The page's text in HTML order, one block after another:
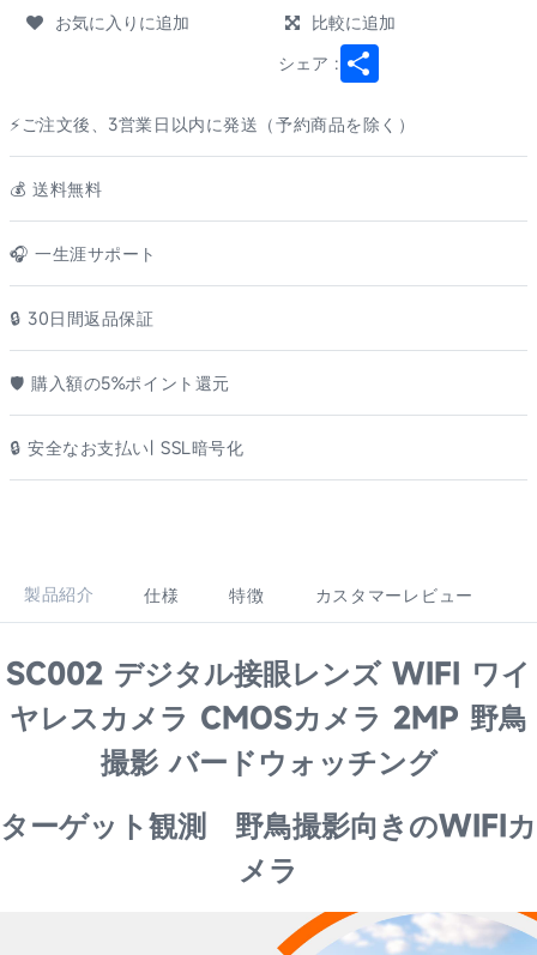
お気に入りに追加
比較に追加
シェア :
⚡ご注文後、3営業日以内に発送（予約商品を除く）
💰️ 送料無料
🎧 一生涯サポート
🔒 30日間返品保証
🛡️ 購入額の5%ポイント還元
🔒 安全なお支払い| SSL暗号化
製品紹介 仕様 特徴 カスタマーレビュー
SC002 デジタル接眼レンズ WIFI ワイ
ヤレスカメラ CMOSカメラ 2MP 野鳥
撮影 バードウォッチング
ターゲット観測 野鳥撮影向きのWIFIカ
メラ